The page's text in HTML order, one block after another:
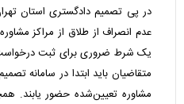
عدم انصراف از طلاق از مراکز
یک شرط ضروری برای ثبت
متقاضیان باید ابتدا در سامانه
مشاوره تعیین‌شده حضور یابند.